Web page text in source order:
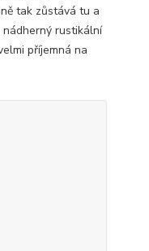
tak zůstává tu a
rustikální
příjemná na